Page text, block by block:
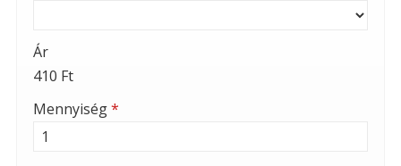
Ár
410 Ft
Mennyiség*